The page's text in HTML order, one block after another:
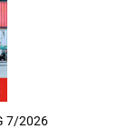
7/2026